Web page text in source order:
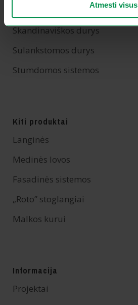
Atmesti visus
Euro profilio lauko durys
Skandinaviškos durys
Sulankstomos durys
Stumdomos sistemos
Kiti produktai
Langinės
Medinės lovos
Fasadinės sistemos
„Roto” stoglangiai
Malkos kurui
Informacija
Projektai